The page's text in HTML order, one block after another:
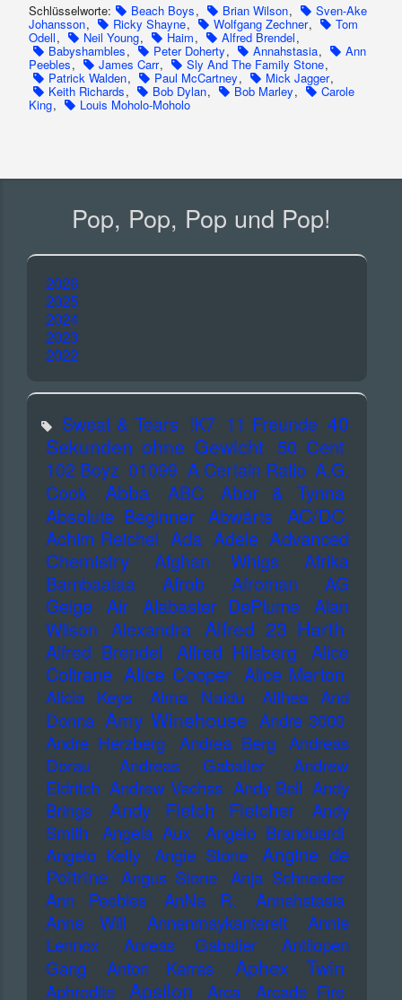
Schlüsselworte: Beach Boys, Brian Wilson, Sven-Ake
Johansson, Ricky Shayne, Wolfgang Zechner, Tom
Odell, Neil Young, Haim, Alfred Brendel,
Babyshambles, Peter Doherty, Annahstasia, Ann
Peebles, James Carr, Sly And The Family Stone,
Patrick Walden, Paul McCartney, Mick Jagger,
Keith Richards, Bob Dylan, Bob Marley, Carole
King, Louis Moholo-Moholo
Pop, Pop, Pop und Pop!
2026
2025
2024
2023
2022
Sweat & Tears !K7 11 Freunde 40
Sekunden ohne Gewicht 50 Cent
102 Boyz 01099 A Certain Ratio A.G.
Cook
Abba ABC
Abor & Tynna
Absolute Beginner Abwärts AC/DC
Achim Reichel Ada Adele Advanced
Chemistry
Afghan Whigs
Afrika
Bambaataa
Afrob Afroman
AG
Geige
Air Alabaster DePlume
Alan
Wilson Alexandra Alfred 23 Harth
Alfred Brendel Alfred Hilsberg
Alice
Coltrane Alice Cooper Alice Merton
Alicia Keys Alma Naidu
Althea And
Donna Amy Winehouse Andre 3000
Andre Herzberg
Andrea Berg
Andreas
Dorau
Andreas Gabalier
Andrew
Eldritch Andrew Vachss Andy Bell Andy
Brings
Andy Fletch Fletcher
Andy
Smith
Angela Aux
Angelo Branduardi
Angelo Kelly
Angie Stone
Angine de
Poitrine Angus Stone Anja Schneider
Ann Peebles
AnNa R.
Annahstasia
Anne Will
Annenmaykantereit
Annie
Lennox
Anreas Gabalier
Antilopen
Gang
Anton Karras Aphex Twin
Aphrodite Apsilon Arca Arcade Fire